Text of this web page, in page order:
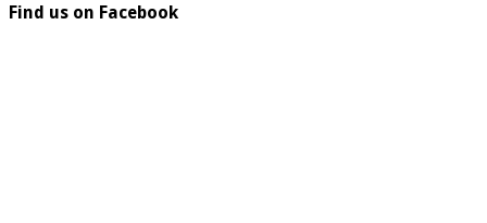
Find us on Facebook